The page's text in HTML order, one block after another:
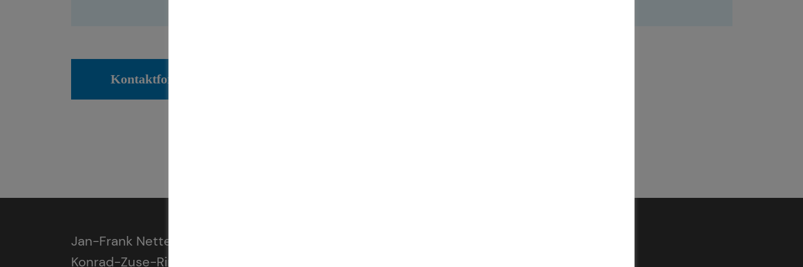
Kontaktformular
Jan-Frank Nettelmann
Konrad-Zuse-Ring 11